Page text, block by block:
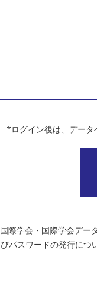
*ログイン後は、デー
際学会・国際学会デー
パスワードの発行につ